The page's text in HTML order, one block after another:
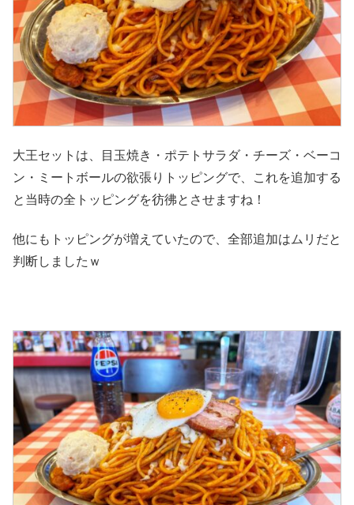
大王セットは、目玉焼き・ポテトサラダ・チーズ・ベーコ
ン・ミートボールの欲張りトッピングで、これを追加する
と当時の全トッピングを彷彿とさせますね！
他にもトッピングが増えていたので、全部追加はムリだと
判断しましたｗ